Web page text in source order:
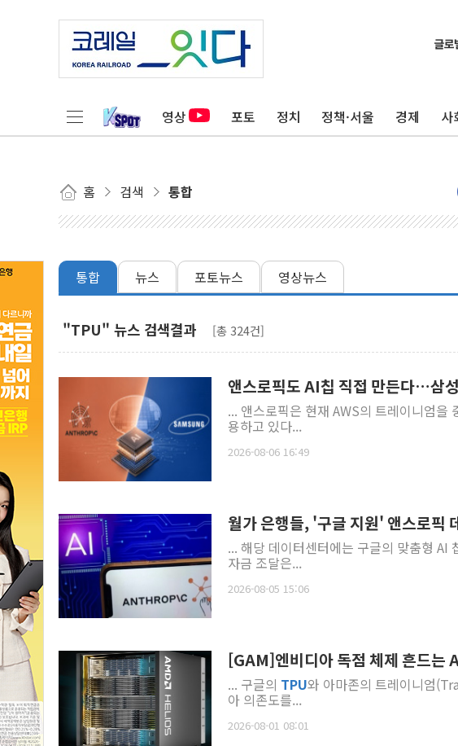
영상 포토 정치 정책·서울 경제 사
홈 검색 통합
통합 뉴스 포토뉴스 영상뉴스
"TPU" 뉴스 검색결과 [총 324건]
앤스로픽도 AI칩 직접 만든다…삼
... 앤스로픽은 현재 AWS의 트레이니엄을
용하고 있다...
2026-08-06 16:49
월가 은행들, '구글 지원' 앤스로픽
... 해당 데이터센터에는 구글의 맞춤형 AI
자금 조달은...
2026-08-05 15:06
[GAM]엔비디아 독점 체제 흔드는
... 구글의 TPU와 아마존의 트레이니엄
아 의존도를...
2026-08-01 08:01